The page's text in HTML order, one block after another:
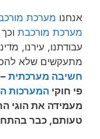
אנחנו מערכת
מערכת מורכבת
עבודתנו, עירנו,
מתעקשים שלא
חשיבה מערכתית
פי חוקי המערכות
מעמידה את הוגי
טעותם, כבר